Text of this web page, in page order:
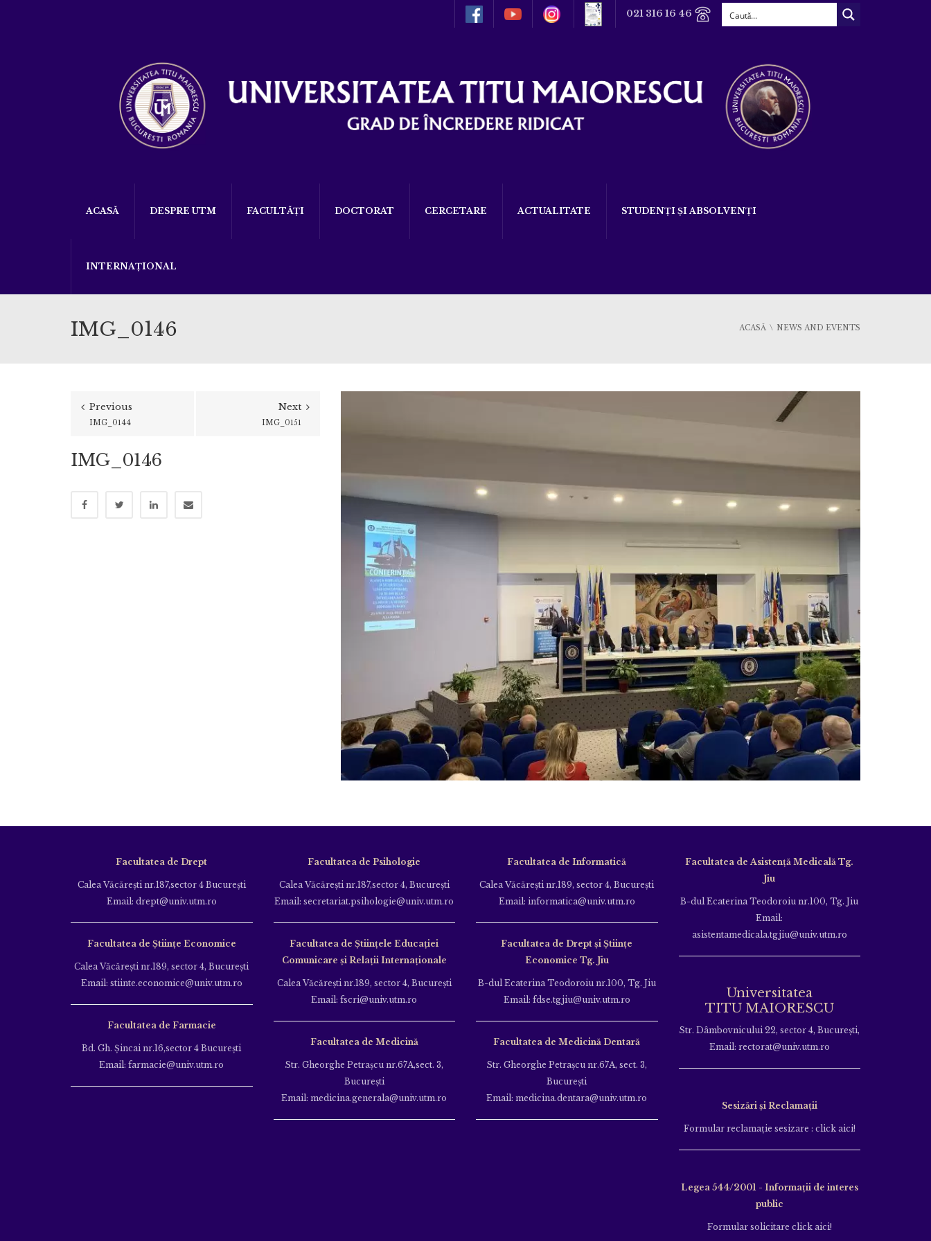
021 316 16 46
ACASĂ DESPRE UTM FACULTĂȚI DOCTORAT CERCETARE ACTUALITATE STUDENȚI ȘI ABSOLVENȚI
INTERNAȚIONAL
IMG_0146 ACASĂ NEWS AND EVENTS
Previous
IMG_0144
Next
IMG_0151
IMG_0146
Facultatea de Drept
Calea Văcăreşti nr.187,sector 4 Bucureşti
Email: drept@univ.utm.ro
Facultatea de Științe Economice
Calea Văcăreşti nr.189, sector 4, Bucureşti
Email: stiinte.economice@univ.utm.ro
Facultatea de Farmacie
Bd. Gh. Şincai nr.16,sector 4 Bucureşti
Email: farmacie@univ.utm.ro
Facultatea de Psihologie
Calea Văcăreşti nr.187,sector 4, Bucureşti
Email: secretariat.psihologie@univ.utm.ro
Facultatea de Ştiinţele Educației
Comunicare și Relații Internaționale
Calea Văcăreşti nr.189, sector 4, Bucureşti
Email: fscri@univ.utm.ro
Facultatea de Medicină
Str. Gheorghe Petraşcu nr.67A,sect. 3,
Bucureşti
Email: medicina.generala@univ.utm.ro
Facultatea de Informatică
Calea Văcăreşti nr.189, sector 4, Bucureşti
Email: informatica@univ.utm.ro
Facultatea de Drept și Științe
Economice Tg. Jiu
B-dul Ecaterina Teodoroiu nr.100, Tg. Jiu
Email: fdse.tgjiu@univ.utm.ro
Facultatea de Medicină Dentară
Str. Gheorghe Petraşcu nr.67A, sect. 3,
Bucureşti
Email: medicina.dentara@univ.utm.ro
Facultatea de Asistență Medicală Tg.
Jiu
B-dul Ecaterina Teodoroiu nr.100, Tg. Jiu
Email:
asistentamedicala.tgjiu@univ.utm.ro
Universitatea
TITU MAIORESCU
Str. Dâmbovnicului 22, sector 4, București,
Email: rectorat@univ.utm.ro
Sesizări și Reclamații
Formular reclamație sesizare : click aici!
Legea 544/2001 - Informații de interes
public
Formular solicitare click aici!